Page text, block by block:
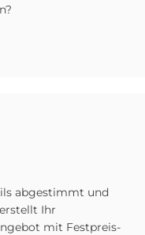
abgestimmt und
Ihr
mit Festpreis-